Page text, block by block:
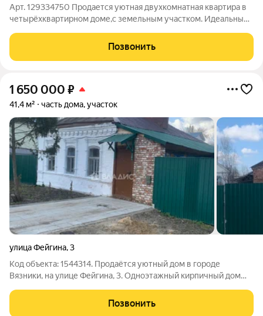
Арт. 129334750 Продается уютная двухкомнатная квартира в
четырёхквартирном доме,с земельным участком. Идеальный
городской квартиры. Главные преимущества: Земельный
участок в собственности: В
Позвонить
1 650 000 ₽
41,4 м² часть дома, участок
улица Фейгина,3
Код объекта: 1544314. Продаётся уютный дом в городе
Вязники, на улице Фейгина, 3. Одноэтажный кирпичный дом
спокойствие и комфорт. В доме две комнаты общей площадью
22,1 кв. м, просторная
Позвонить